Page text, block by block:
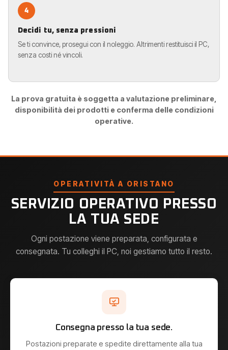
4
Decidi tu, senza pressioni
Se ti convince, prosegui con il noleggio. Altrimenti restituisci il PC,
senza costi né vincoli.
La prova gratuita è soggetta a valutazione preliminare,
disponibilità dei prodotti e conferma delle condizioni
operative.
OPERATIVITÀ A ORISTANO
SERVIZIO OPERATIVO PRESSO
LA TUA SEDE
Ogni postazione viene preparata, configurata e
consegnata. Tu colleghi il PC, noi gestiamo tutto il resto.
Consegna presso la tua sede.
Postazioni preparate e spedite direttamente alla tua